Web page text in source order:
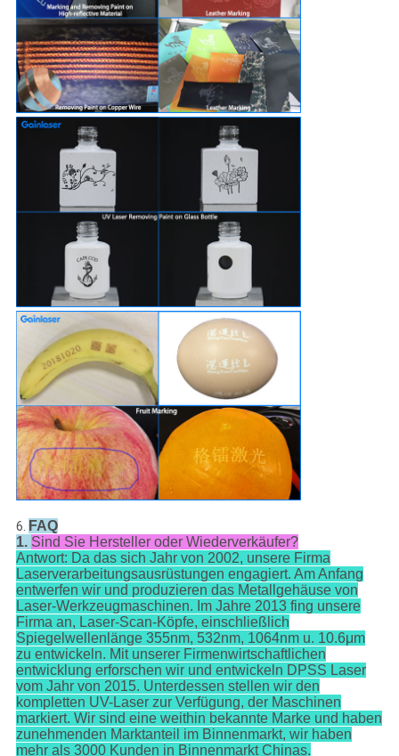
6. FAQ
1. Sind Sie Hersteller oder Wiederverkäufer?
Antwort: Da das sich Jahr von 2002, unsere Firma
Laserverarbeitungsausrüstungen engagiert. Am Anfang
entwerfen wir und produzieren das Metallgehäuse von
Laser-Werkzeugmaschinen. Im Jahre 2013 fing unsere
Firma an, Laser-Scan-Köpfe, einschließlich
Spiegelwellenlänge 355nm, 532nm, 1064nm u. 10.6μm
zu entwickeln. Mit unserer Firmenwirtschaftlichen
entwicklung erforschen wir und entwickeln DPSS Laser
vom Jahr von 2015. Unterdessen stellen wir den
kompletten UV-Laser zur Verfügung, der Maschinen
markiert. Wir sind eine weithin bekannte Marke und haben
zunehmenden Marktanteil im Binnenmarkt, wir haben
mehr als 3000 Kunden in Binnenmarkt Chinas.